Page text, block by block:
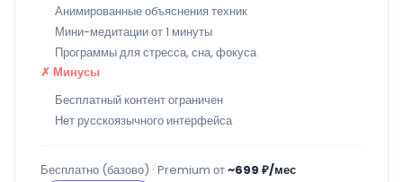
Анимированные объяснения техник
Мини-медитации от 1 минуты
Программы для стресса, сна, фокуса
✗ Минусы
Бесплатный контент ограничен
Нет русскоязычного интерфейса
Бесплатно (базово) · Premium от~699 ₽/мес